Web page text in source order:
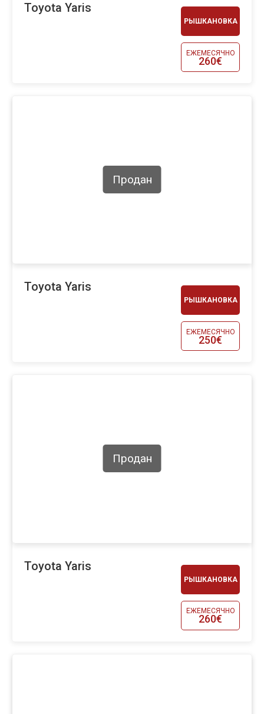
РЫШКАНОВКА
ЕЖЕМЕСЯЧНО
260€
Toyota Yaris
РЫШКАНОВКА
ЕЖЕМЕСЯЧНО
250€
Продан
Toyota Yaris
РЫШКАНОВКА
ЕЖЕМЕСЯЧНО
260€
Продан
Toyota Yaris